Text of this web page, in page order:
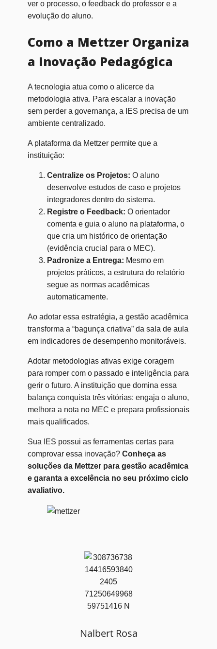
ver o processo, o feedback do professor e a
evolução do aluno.
Como a Mettzer Organiza
a Inovação Pedagógica
A tecnologia atua como o alicerce da
metodologia ativa. Para escalar a inovação
sem perder a governança, a IES precisa de um
ambiente centralizado.
A plataforma da Mettzer permite que a
instituição:
Centralize os Projetos: O aluno
desenvolve estudos de caso e projetos
integradores dentro do sistema.
Registre o Feedback: O orientador
comenta e guia o aluno na plataforma, o
que cria um histórico de orientação
(evidência crucial para o MEC).
Padronize a Entrega: Mesmo em
projetos práticos, a estrutura do relatório
segue as normas acadêmicas
automaticamente.
Ao adotar essa estratégia, a gestão acadêmica
transforma a “bagunça criativa” da sala de aula
em indicadores de desempenho monitoráveis.
Adotar metodologias ativas exige coragem
para romper com o passado e inteligência para
gerir o futuro. A instituição que domina essa
balança conquista três vitórias: engaja o aluno,
melhora a nota no MEC e prepara profissionais
mais qualificados.
Sua IES possui as ferramentas certas para
comprovar essa inovação? Conheça as
soluções da Mettzer para gestão acadêmica
e garanta a excelência no seu próximo ciclo
avaliativo.
Nalbert Rosa